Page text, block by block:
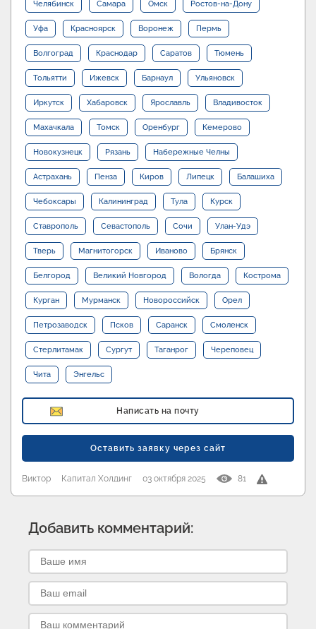
Челябинск Самара Омск Ростов-на-Дону
Уфа Красноярск Воронеж Пермь
Волгоград Краснодар Саратов Тюмень
Тольятти Ижевск Барнаул Ульяновск
Иркутск Хабаровск Ярославль Владивосток
Махачкала Томск Оренбург Кемерово
Новокузнецк Рязань Набережные Челны
Астрахань Пенза Киров Липецк Балашиха
Чебоксары Калининград Тула Курск
Ставрополь Севастополь Сочи Улан-Удэ
Тверь Магнитогорск Иваново Брянск
Белгород Великий Новгород Вологда Кострома
Курган Мурманск Новороссийск Орел
Петрозаводск Псков Саранск Смоленск
Стерлитамак Сургут Таганрог Череповец
Чита Энгельс
Написать на почту
Оставить заявку через сайт
Виктор Капитал Холдинг 03 октября 2025 81
Добавить комментарий: